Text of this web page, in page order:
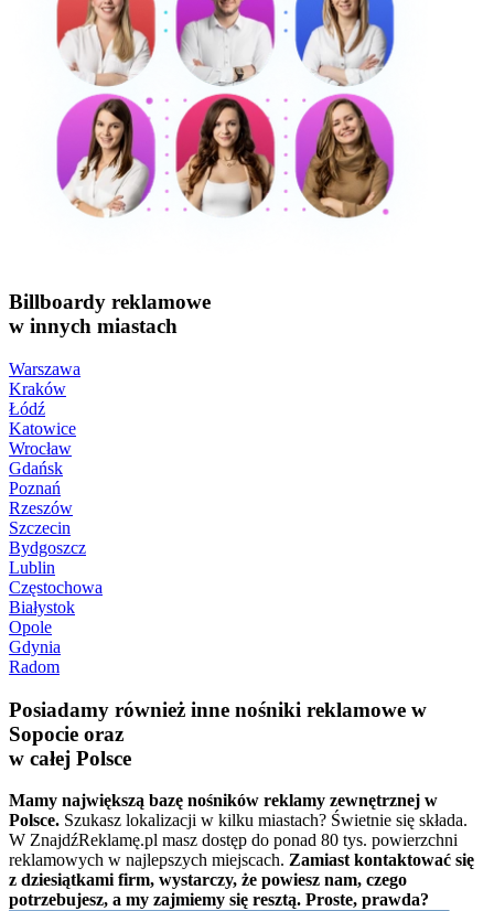
Billboardy reklamowe
w innych miastach
Warszawa
Kraków
Łódź
Katowice
Wrocław
Gdańsk
Poznań
Rzeszów
Szczecin
Bydgoszcz
Lublin
Częstochowa
Białystok
Opole
Gdynia
Radom
Posiadamy również inne nośniki reklamowe w
Sopocie oraz
w całej Polsce
Mamy największą bazę nośników reklamy zewnętrznej w
Polsce. Szukasz lokalizacji w kilku miastach? Świetnie się składa.
W ZnajdźReklamę.pl masz dostęp do ponad 80 tys. powierzchni
reklamowych w najlepszych miejscach. Zamiast kontaktować się
z dziesiątkami firm, wystarczy, że powiesz nam, czego
potrzebujesz, a my zajmiemy się resztą. Proste, prawda?